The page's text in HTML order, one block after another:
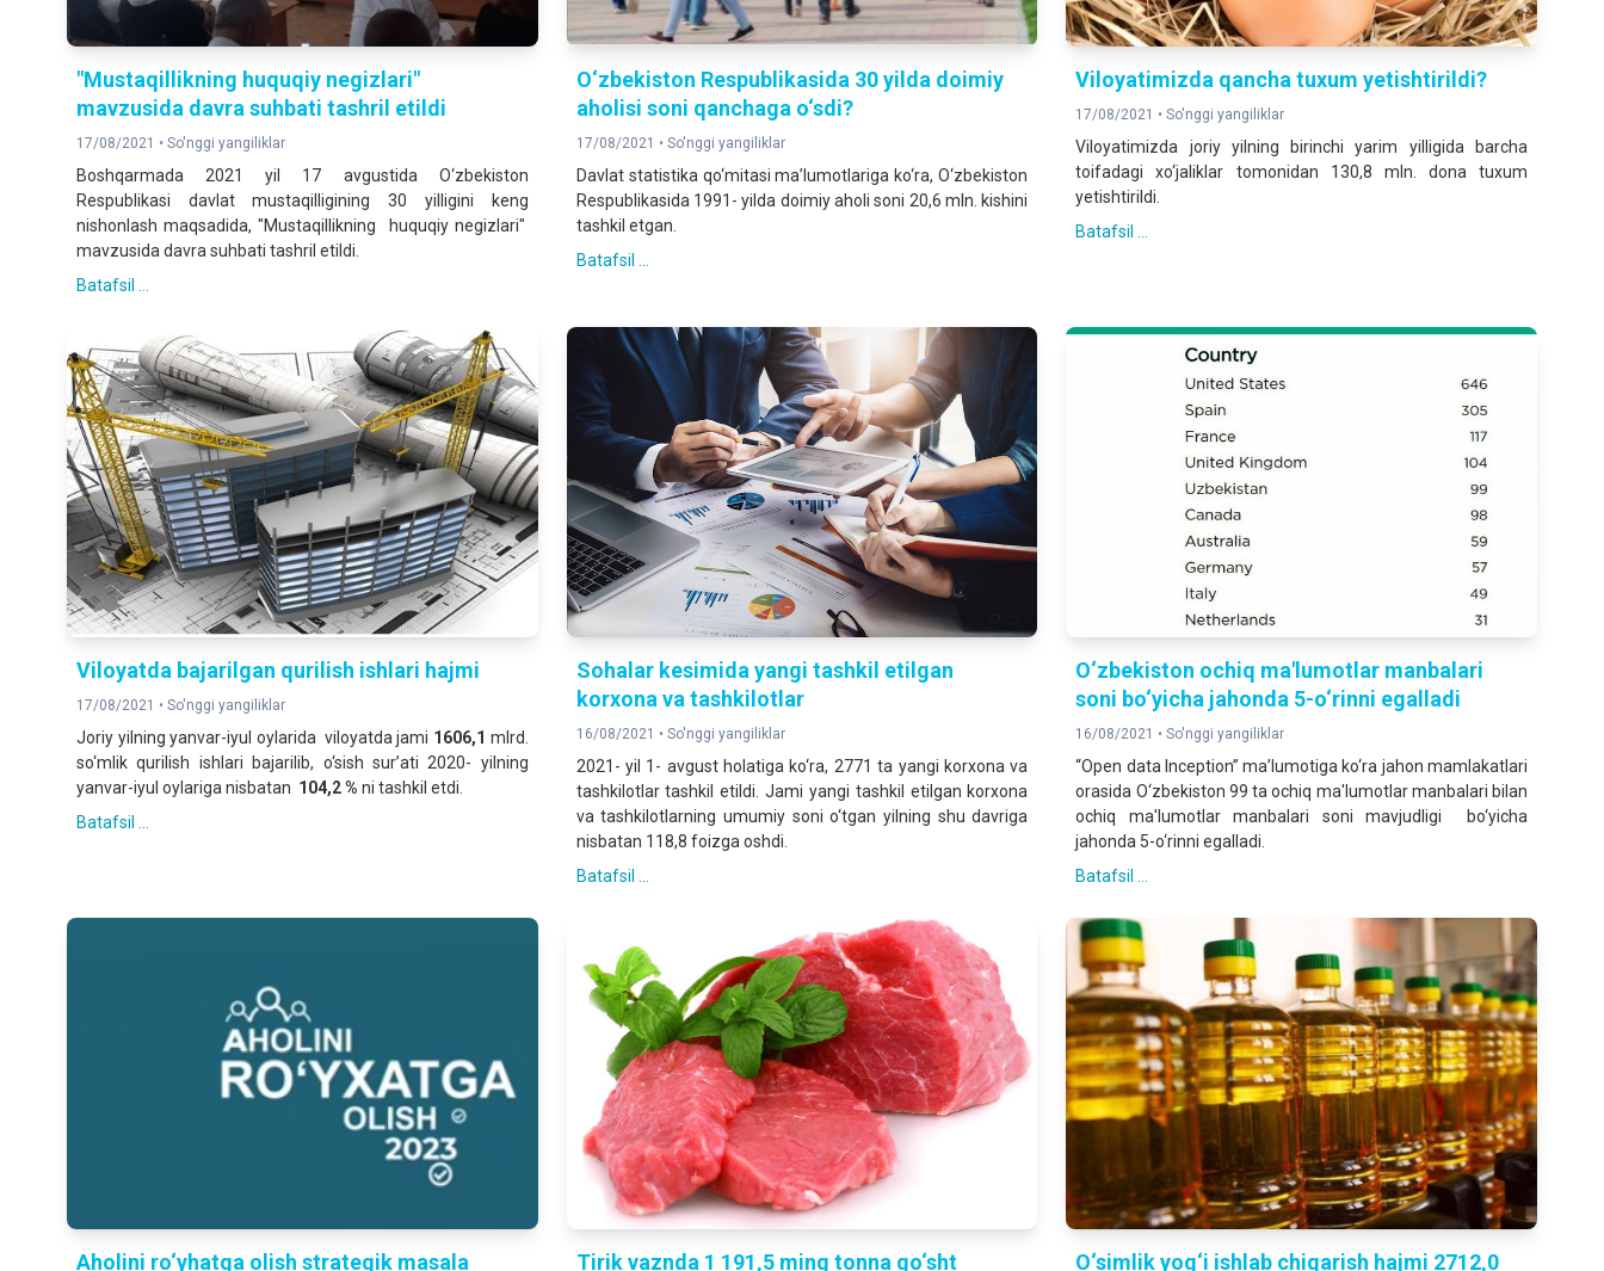
"Mustaqillikning huquqiy negizlari"
mavzusida davra suhbati tashril etildi
17/08/2021 • So'nggi yangiliklar
Boshqarmada 2021 yil 17 avgustida O‘zbekiston
Respublikasi davlat mustaqilligining 30 yilligini keng
nishonlash maqsadida, "Mustaqillikning huquqiy negizlari"
mavzusida davra suhbati tashril etildi.
Batafsil ...
O‘zbekiston Respublikasida 30 yilda doimiy
aholisi soni qanchaga o‘sdi?
17/08/2021 • So'nggi yangiliklar
Davlat statistika qo‘mitasi ma’lumotlariga ko‘ra, O‘zbekiston
Respublikasida 1991- yilda doimiy aholi soni 20,6 mln. kishini
tashkil etgan.
Batafsil ...
Viloyatimizda qancha tuxum yetishtirildi?
17/08/2021 •So'nggi yangiliklar
Viloyatimizda joriy yilning birinchi yarim yilligida barcha
toifadagi xo‘jaliklar tomonidan 130,8 mln. dona tuxum
yetishtirildi.
Batafsil ...
Viloyatda bajarilgan qurilish ishlari hajmi
17/08/2021 • So'nggi yangiliklar
Joriy yilning yanvar-iyul oylarida viloyatda jami 1606,1 mlrd.
so‘mlik qurilish ishlari bajarilib, o‘sish sur’ati 2020- yilning
yanvar-iyul oylariga nisbatan 104,2 % ni tashkil etdi.
Batafsil ...
Sohalar kesimida yangi tashkil etilgan
korxona va tashkilotlar
16/08/2021 • So'nggi yangiliklar
2021- yil 1- avgust holatiga ko‘ra, 2771 ta yangi korxona va
tashkilotlar tashkil etildi. Jami yangi tashkil etilgan korxona
va tashkilotlarning umumiy soni o‘tgan yilning shu davriga
nisbatan 118,8 foizga oshdi.
Batafsil ...
O‘zbekiston ochiq ma'lumotlar manbalari
soni bo‘yicha jahonda 5-o‘rinni egalladi
16/08/2021 •So'nggi yangiliklar
“Open data Inception” ma’lumotiga ko‘ra jahon mamlakatlari
orasida O‘zbekiston 99 ta ochiq ma'lumotlar manbalari bilan
ochiq ma'lumotlar manbalari soni mavjudligi bo‘yicha
jahonda 5-o‘rinni egalladi.
Batafsil ...
Aholini ro‘yhatga olish strategik masala
Tirik vaznda 1 191,5 ming tonna go‘sht
O‘simlik yog‘i ishlab chiqarish hajmi 2712,0